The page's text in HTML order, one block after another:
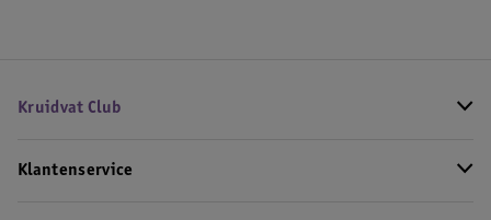
Kruidvat Club
Klantenservice